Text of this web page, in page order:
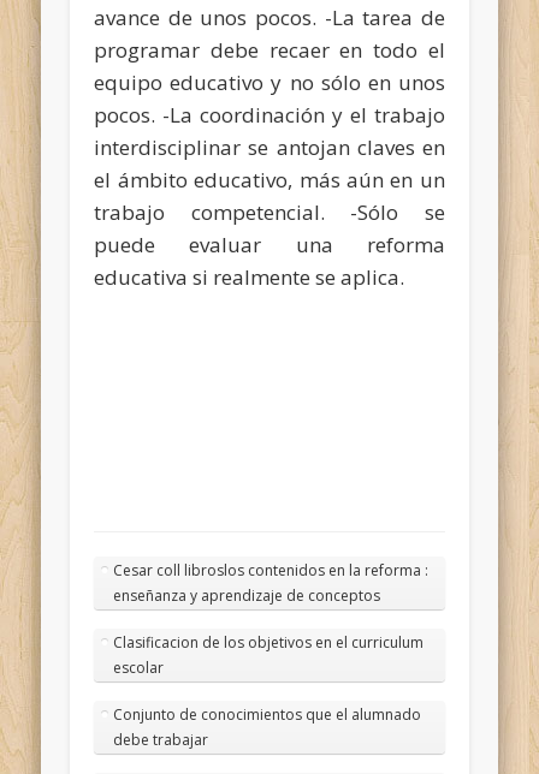
avance de unos pocos. -La tarea de
programar debe recaer en todo el
equipo educativo y no sólo en unos
pocos. -La coordinación y el trabajo
interdisciplinar se antojan claves en
el ámbito educativo, más aún en un
trabajo competencial. -Sólo se
puede evaluar una reforma
educativa si realmente se aplica.
Cesar coll libroslos contenidos en la reforma :
enseñanza y aprendizaje de conceptos
Clasificacion de los objetivos en el curriculum
escolar
Conjunto de conocimientos que el alumnado
debe trabajar